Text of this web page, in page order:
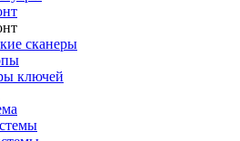
сканеры
ключей